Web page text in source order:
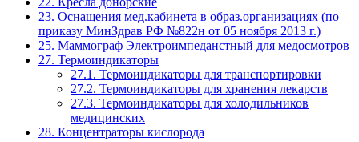
23. Оснащения мед.кабинета в образ.организациях (по
приказу МинЗдрав РФ №822н от 05 ноября 2013 г.)
25. Маммограф Электроимпеданстный для медосмотров
27. Термоиндикаторы
27.1. Термоиндикаторы для транспортировки
27.2. Термоиндикаторы для хранения лекарств
27.3. Термоиндикаторы для холодильников
медицинских
28. Концентраторы кислорода